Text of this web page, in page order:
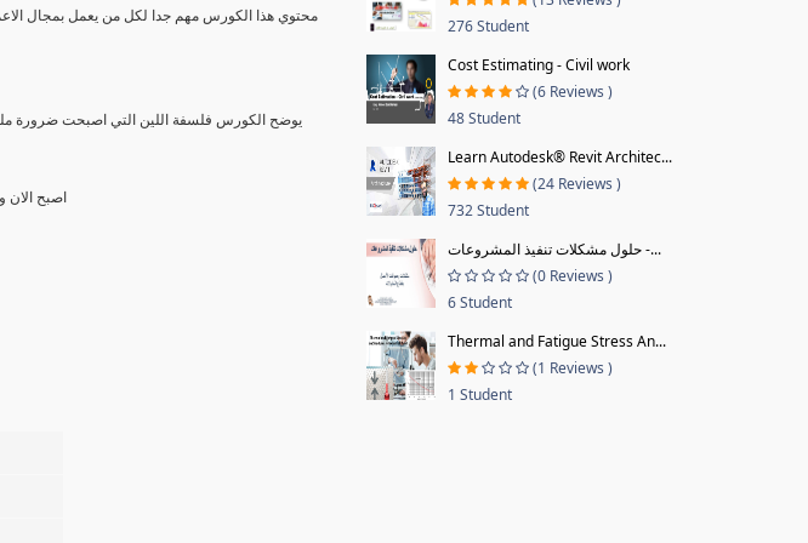
276 Student
Cost Estimating - Civil work
(6 Reviews )
48 Student
Learn Autodesk® Revit Architec...
(24 Reviews )
732 Student
حلول مشكلات تنفيذ المشروعات -...
(0 Reviews )
6 Student
Thermal and Fatigue Stress An...
(1 Reviews )
1 Student